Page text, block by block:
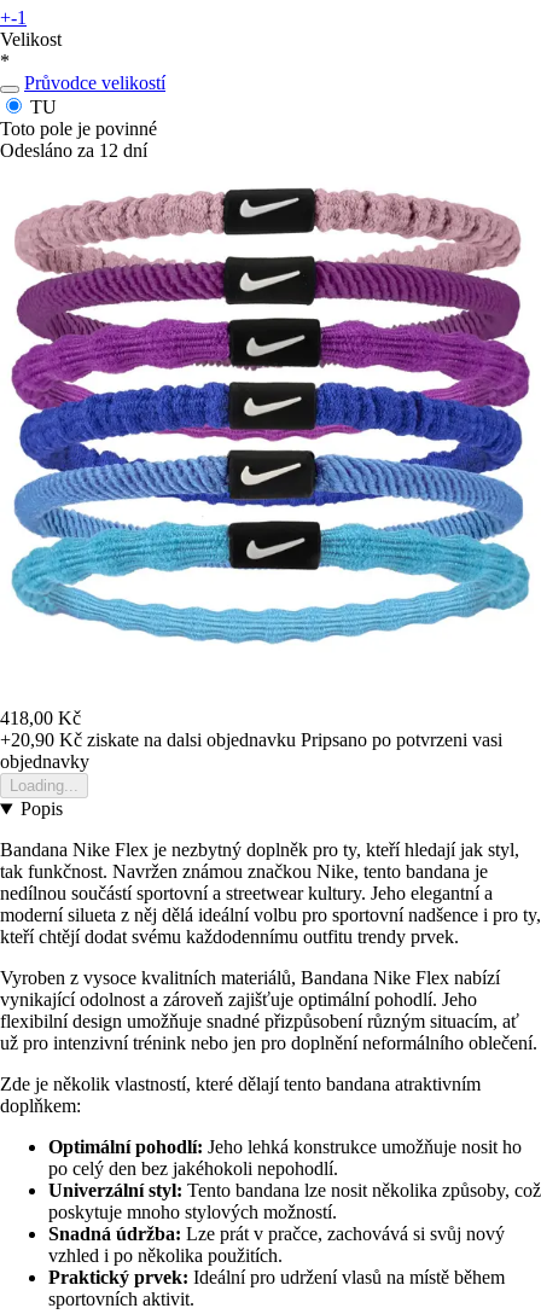
+-1
Velikost
*
Průvodce velikostí
TU
Toto pole je povinné
Odesláno za 12 dní
418,00 Kč
+20,90 Kč ziskate na dalsi objednavku Pripsano po potvrzeni vasi
objednavky
Loading...
Popis
Bandana Nike Flex je nezbytný doplněk pro ty, kteří hledají jak styl,
tak funkčnost. Navržen známou značkou Nike, tento bandana je
nedílnou součástí sportovní a streetwear kultury. Jeho elegantní a
moderní silueta z něj dělá ideální volbu pro sportovní nadšence i pro ty,
kteří chtějí dodat svému každodennímu outfitu trendy prvek.
Vyroben z vysoce kvalitních materiálů, Bandana Nike Flex nabízí
vynikající odolnost a zároveň zajišťuje optimální pohodlí. Jeho
flexibilní design umožňuje snadné přizpůsobení různým situacím, ať
už pro intenzivní trénink nebo jen pro doplnění neformálního oblečení.
Zde je několik vlastností, které dělají tento bandana atraktivním
doplňkem:
Optimální pohodlí: Jeho lehká konstrukce umožňuje nosit ho
po celý den bez jakéhokoli nepohodlí.
Univerzální styl: Tento bandana lze nosit několika způsoby, což
poskytuje mnoho stylových možností.
Snadná údržba: Lze prát v pračce, zachovává si svůj nový
vzhled i po několika použitích.
Praktický prvek: Ideální pro udržení vlasů na místě během
sportovních aktivit.